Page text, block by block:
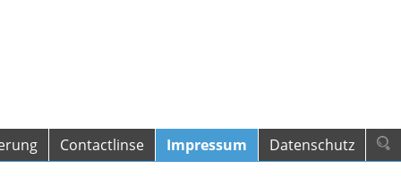
Contactlinse Impressum Datenschutz